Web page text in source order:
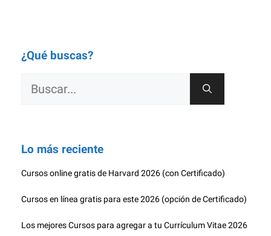
¿Qué buscas?
Buscar:
Lo más reciente
Cursos online gratis de Harvard 2026 (con Certificado)
Cursos en línea gratis para este 2026 (opción de Certificado)
Los mejores Cursos para agregar a tu Currículum Vitae 2026